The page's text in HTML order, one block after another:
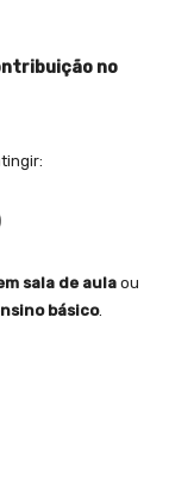
no
sala de aulaou
básico.